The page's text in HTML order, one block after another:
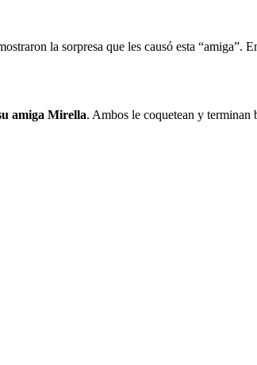
la sorpresa que les causó esta “amiga”.
amiga Mirella. Ambos le coquetean y terminan